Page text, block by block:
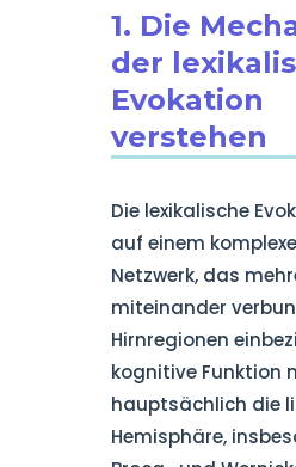
1. Die
der
Evokation
verstehen
Die lexikalische
auf einem
Netzwerk, das
miteinander
Hirnregionen
kognitive Funktion
hauptsächlich die
Hemisphäre,